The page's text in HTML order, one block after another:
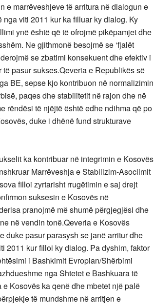
e marrëveshjeve të arritura në dialogun e
viti 2011 kur ka filluar ky dialog. Ky
ynë është që të ofrojmë pikëpamjet dhe
Ne gjithmonë besojmë se ‘fjalët
se zbatimi konsekuent dhe efektiv i
pasur sukses.Qeveria e Republikës së
BE, sepse kjo kontribuon në normalizimin
paqes dhe stabilitetit në rajon dhe në
rëndësi të njëjtë është edhe ndihma që po
duke i dhënë fund strukturave
ka kontribuar në integrimin e Kosovës
Marrëveshja e Stabilizim-Asociimit
filloi zyrtarisht rrugëtimin e saj drejt
suksesin e Kosovës në
pranojmë më shumë përgjegjësi dhe
në vendin tonë.Qeveria e Kosovës
duke pasur parasysh se janë arritur dhe
2011 kur filloi ky dialog. Pa dyshim, faktor
i Bashkimit Evropian/Shërbimi
nga Shtetet e Bashkuara të
Kosovës ka qenë dhe mbetet një palë
të mundshme në arritjen e